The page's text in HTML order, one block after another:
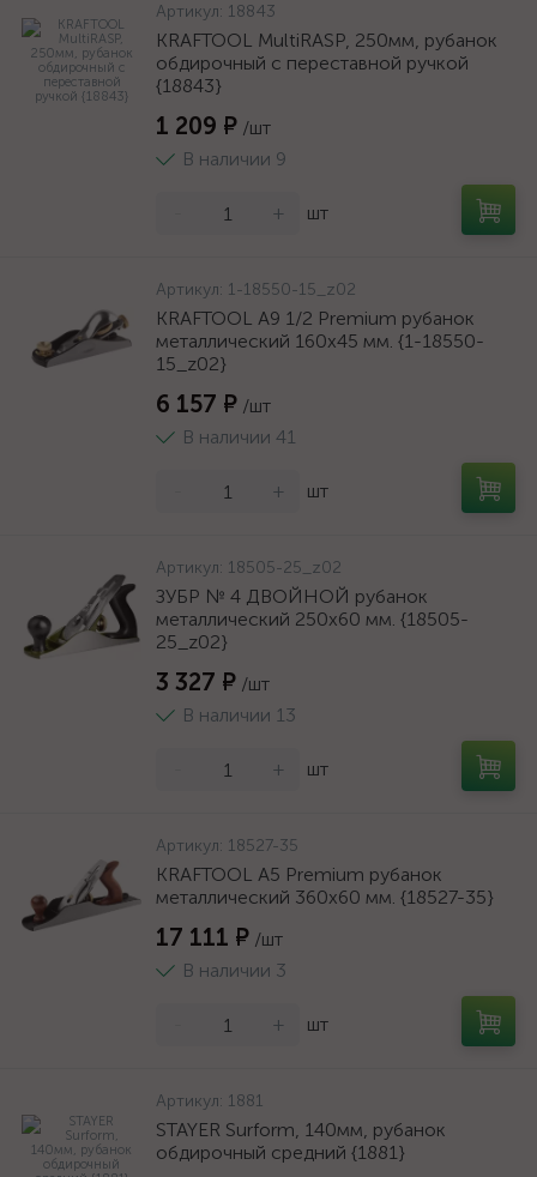
Артикул: 18843
KRAFTOOL MultiRASP, 250мм, рубанок
обдирочный с переставной ручкой
{18843}
1 209 ₽ /шт
В наличии 9
+ шт
Артикул: 1-18550-15_z02
KRAFTOOL A9 1/2 Premium рубанок
металлический 160x45 мм. {1-18550-
15_z02}
6 157 ₽ /шт
В наличии 41
+ шт
Артикул: 18505-25_z02
ЗУБР № 4 ДВОЙНОЙ рубанок
металлический 250х60 мм. {18505-
25_z02}
3 327 ₽ /шт
В наличии 13
+ шт
Артикул: 18527-35
KRAFTOOL A5 Premium рубанок
металлический 360x60 мм. {18527-35}
17 111 ₽ /шт
В наличии 3
+ шт
Артикул: 1881
STAYER Surform, 140мм, рубанок
обдирочный средний {1881}